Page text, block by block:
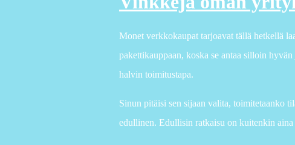
Monet verkkokaupat tarjoavat tällä hetkellä
pakettikauppaan, koska se antaa silloin
halvin toimitustapa.
Sinun pitäisi sen sijaan valita, toimitetaanko
edullinen. Edullisin ratkaisu on kuitenkin